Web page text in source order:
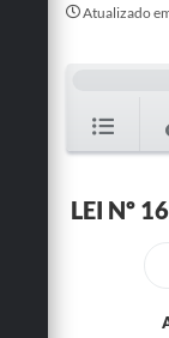
Conselhos
Notícias
Emprega
Atualizado
LEI Nº